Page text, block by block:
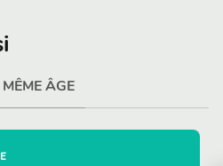
MÊME ÂGE